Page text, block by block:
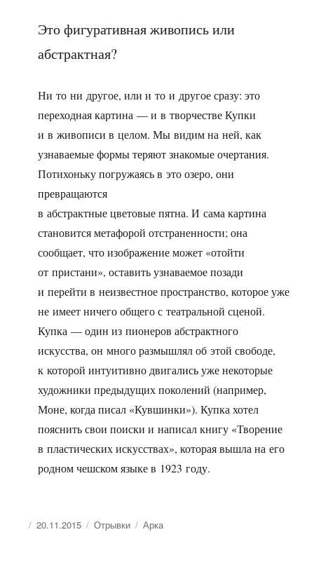
Это фигуративная живопись или
абстрактная?
Ни то ни другое, или и то и другое сразу: это
переходная картина — и в творчестве Купки
и в живописи в целом. Мы видим на ней, как
узнаваемые формы теряют знакомые очертания.
Потихоньку погружаясь в это озеро, они
превращаются
в абстрактные цветовые пятна. И сама картина
становится метафорой отстраненности; она
сообщает, что изображение может «отойти
от пристани», оставить узнаваемое позади
и перейти в неизвестное пространство, которое уже
не имеет ничего общего с театральной сценой.
Купка — один из пионеров абстрактного
искусства, он много размышлял об этой свободе,
к которой интуитивно двигались уже некоторые
художники предыдущих поколений (например,
Моне, когда писал «Кувшинки»). Купка хотел
пояснить свои поиски и написал книгу «Творение
в пластических искусствах», которая вышла на его
родном чешском языке в 1923 году.
Опубликовано
20.11.2015 Рубрики
Отрывки Метки
Арка